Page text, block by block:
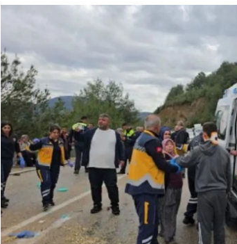
Tekirdağ
Tokat
Trabzon
Tunceli
Şanlıurfa
Uşak